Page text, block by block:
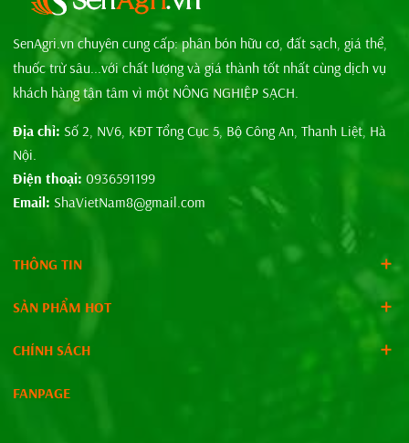
SenAgri.vn chuyên cung cấp: phân bón hữu cơ, đất sạch, giá thể,
thuốc trừ sâu...với chất lượng và giá thành tốt nhất cùng dịch vụ
khách hàng tận tâm vì một NÔNG NGHIỆP SẠCH.
Địa chỉ: Số 2, NV6, KĐT Tổng Cục 5, Bộ Công An, Thanh Liệt, Hà
Nội.
Điện thoại: 0936591199
Email: ShaVietNam8@gmail.com
THÔNG TIN
SẢN PHẨM HOT
CHÍNH SÁCH
FANPAGE